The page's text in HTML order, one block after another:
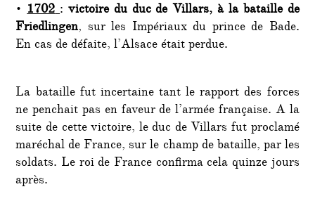
•1702 : victoire du duc de Villars, à la bataille de
Friedlingen, sur les Impériaux du prince de Bade.
En cas de défaite, l’Alsace était perdue.
La bataille fut incertaine tant le rapport des forces
ne penchait pas en faveur de l’armée française. A la
suite de cette victoire, le duc de Villars fut proclamé
maréchal de France, sur le champ de bataille, par les
soldats. Le roi de France confirma cela quinze jours
après.